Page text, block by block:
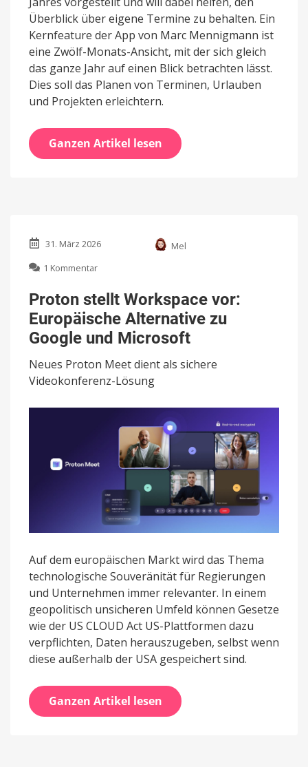
Überblick über eigene Termine zu behalten. Ein
Kernfeature der App von Marc Mennigmann ist
eine Zwölf-Monats-Ansicht, mit der sich gleich
das ganze Jahr auf einen Blick betrachten lässt.
Dies soll das Planen von Terminen, Urlauben
und Projekten erleichtern.
Ganzen Artikel lesen
31. März 2026
Mel
1 Kommentar
stellt
Workspace
vor:
Europäische
Alternative
zu
Google
und
Proton stellt Workspace vor:
Europäische Alternative zu
Google und Microsoft
Neues Proton Meet dient als sichere
Videokonferenz-Lösung
Auf dem europäischen Markt wird das Thema
technologische Souveränität für Regierungen
und Unternehmen immer relevanter. In einem
geopolitisch unsicheren Umfeld können Gesetze
wie der US CLOUD Act US-Plattformen dazu
verpflichten, Daten herauszugeben, selbst wenn
diese außerhalb der USA gespeichert sind.
Ganzen Artikel lesen